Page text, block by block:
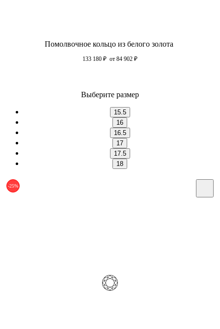
Помолвочное кольцо из белого золота
133 180 ₽ от 84 902 ₽
Выберите размер
15.5
16
16.5
17
17.5
18
-25%